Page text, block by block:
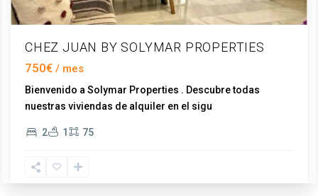
CHEZ JUAN BY SOLYMAR PROPERTIES
750€
Bienvenido a Solymar Properties . Descubre todas
nuestras viviendas de alquiler en el sigu
2 1 75
del
Vélez-
Málaga